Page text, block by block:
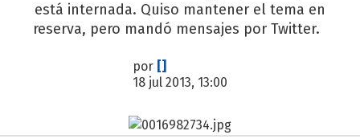
está internada. Quiso mantener el tema en
reserva, pero mandó mensajes por Twitter.
por []
18 jul 2013, 13:00